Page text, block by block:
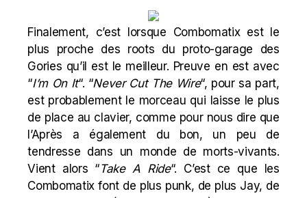
Finalement, c’est lorsque Combomatix est le
plus proche des roots du proto-garage des
Gories qu’il est le meilleur. Preuve en est avec
“I’m On It“. “Never Cut The Wire“, pour sa part,
est probablement le morceau qui laisse le plus
de place au clavier, comme pour nous dire que
l’Après a également du bon, un peu de
tendresse dans un monde de morts-vivants.
Vient alors “Take A Ride“. C’est ce que les
Combomatix font de plus punk, de plus Jay, de